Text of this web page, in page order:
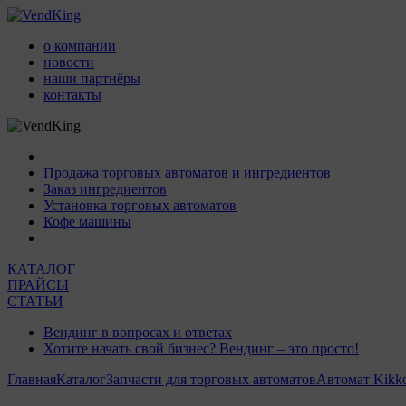
о компании
новости
наши партнёры
контакты
Продажа торговых автоматов и ингредиентов
Заказ ингредиентов
Установка торговых автоматов
Кофе машины
КАТАЛОГ
ПРАЙСЫ
СТАТЬИ
Вендинг в вопросах и ответах
Хотите начать свой бизнес? Вендинг – это просто!
ГлавнаяКаталогЗапчасти для торговых автоматовАвтомат